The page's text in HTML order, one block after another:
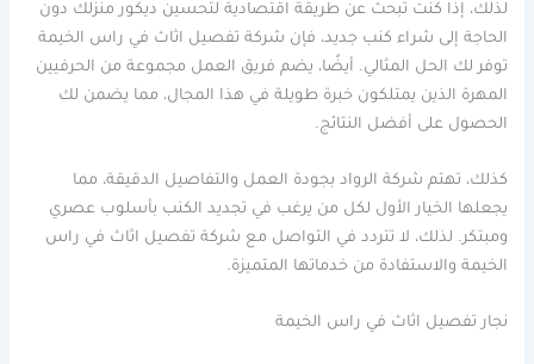
لذلك، إذا كنت تبحث عن طريقة اقتصادية لتحسين ديكور منزلك دون
الحاجة إلى شراء كنب جديد، فإن شركة تفصيل اثاث في راس الخيمة
توفر لك الحل المثالي. أيضًا، يضم فريق العمل مجموعة من الحرفيين
المهرة الذين يمتلكون خبرة طويلة في هذا المجال، مما يضمن لك
الحصول على أفضل النتائج.
كذلك، تهتم شركة الرواد بجودة العمل والتفاصيل الدقيقة، مما
يجعلها الخيار الأول لكل من يرغب في تجديد الكنب بأسلوب عصري
ومبتكر. لذلك، لا تتردد في التواصل مع شركة تفصيل اثاث في راس
الخيمة والاستفادة من خدماتها المتميزة.
نجار تفصيل اثاث في راس الخيمة